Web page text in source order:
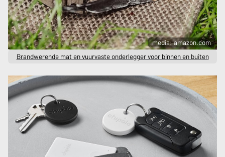
media: amazon.com
Brandwerende mat en vuurvaste onderlegger voor binnen en buiten